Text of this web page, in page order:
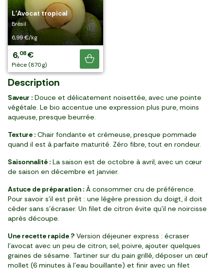
L'Avocat à mûrir
Pérou
2,67€
par 3
L'Avocat mûr à point
Pérou
3,98€
par 2
Les 2 Avocats BIO mûrs à
point
Pérou
4,29€
2 pièces
Les 2 Avocats qualité
"Sélection" mûrs à point
Pérou
4,49€
2 pièces (≈500g)
L'Avocat tropical
Brésil
6,99 €/kg
6,08€
pièce (870 g)
quand il n'y en
a plus, il y en a
encore !
Je découvre
Description
Saveur : Douce et délicatement noisettée, avec une pointe
végétale. Le bio accentue une expression plus pure, moins
aqueuse, presque beurrée.
Texture : Chair fondante et crémeuse, presque pommade
quand il est à parfaite maturité. Zéro fibre, tout en rondeur.
Saisonnalité : La saison est de octobre à avril, avec un cœur
de saison en décembre et janvier.
Astuce de préparation : À consommer cru de préférence.
Pour savoir s’il est prêt : une légère pression du doigt, il doit
céder sans s’écraser. Un filet de citron évite qu’il ne noircisse
après découpe.
Une recette rapide ? Version déjeuner express : écraser
l’avocat avec un peu de citron, sel, poivre, ajouter quelques
graines de sésame. Tartiner sur du pain grillé, déposer un œuf
mollet (6 minutes à l’eau bouillante) et finir avec un filet